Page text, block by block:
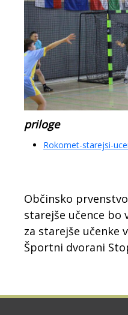
priloge
Rokomet-starejsi-
Občinsko
starejše učence bo
za starejše učenke
Športni dvorani